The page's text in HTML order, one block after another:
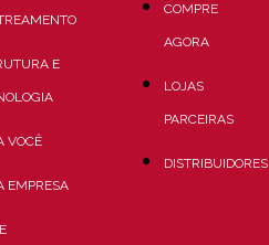
E
VOCÊ
EMPRESA
COMPRE
AGORA
LOJAS
PARCEIRAS
DISTRIBUIDORES